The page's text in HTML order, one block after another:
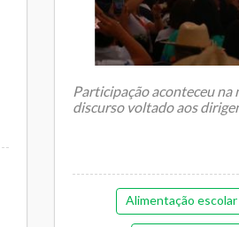
Participação aconteceu
discurso voltado aos
Alimentação escolar